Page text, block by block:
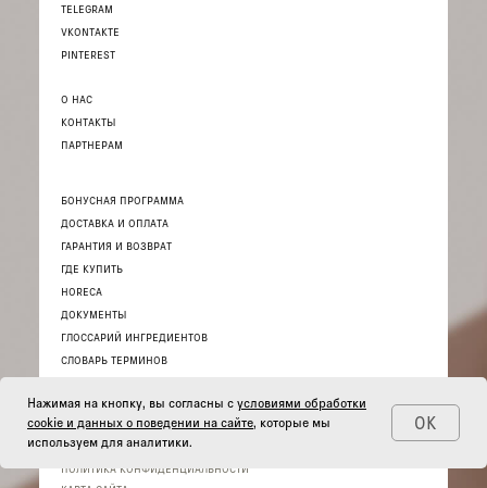
TELEGRAM
VKONTAKTE
PINTEREST
О НАС
КОНТАКТЫ
ПАРТНЕРАМ
БОНУСНАЯ ПРОГРАММА
ДОСТАВКА И ОПЛАТА
ГАРАНТИЯ И ВОЗВРАТ
ГДЕ КУПИТЬ
HORECA
ДОКУМЕНТЫ
ГЛОССАРИЙ ИНГРЕДИЕНТОВ
СЛОВАРЬ ТЕРМИНОВ
© 2026 ИНТЕРНЕТ-МАГАЗИН «THE ACT»
ПОЛИТИКА КОНФИДЕНЦИАЛЬНОСТИ
Нажимая на кнопку, вы согласны с условиями обработки
cookie и данных о поведении на сайте, которые мы
используем для аналитики.
ОК